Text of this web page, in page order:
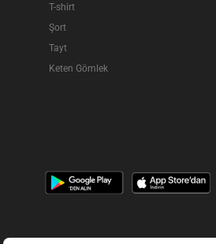
T-shirt
Şort
Tayt
Keten Gömlek